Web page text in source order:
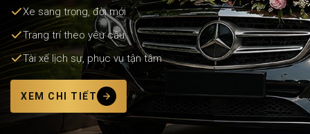
Xe sang trọng, đời mới
Trang trí theo yêu cầu
Tài xế lịch sự, phục vụ tận tâm
XEM CHI TIẾT